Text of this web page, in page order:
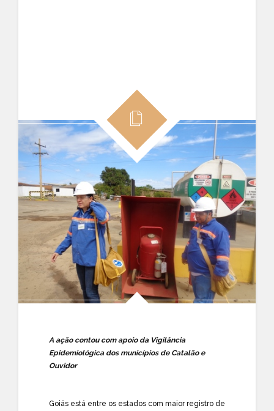
A ação contou com apoio da Vigilância
Epidemiológica dos municípios de Catalão e
Ouvidor
Goiás está entre os estados com maior registro de